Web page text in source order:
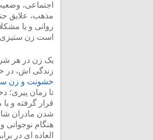
اجتماعی،
مذهب، علایق
روانی و یا
است زن ستیزی
یک زن در هر
زندگی اش، در
خشونت و زن
تا زمان پیری؛
قرار گرفته و
شدن مادران
هنگام
العاده ای در